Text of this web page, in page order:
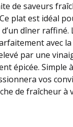
de saveurs
plat est idéal
dîner raffiné.
avec
par une
épicée. Simple
vos
de fraîcheur à